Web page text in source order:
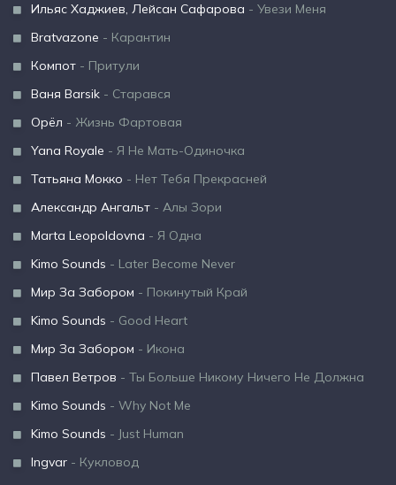
Ильяс Хаджиев, Лейсан Сафарова - Увези Меня
Bratvazone - Карантин
Компот - Притули
Ваня Barsik - Старався
Орёл - Жизнь Фартовая
Yana Royale - Я Не Мать-Одиночка
Татьяна Мокко - Нет Тебя Прекрасней
Александр Ангальт - Алы Зори
Marta Leopoldovna - Я Одна
Kimo Sounds - Later Become Never
Мир За Забором - Покинутый Край
Kimo Sounds - Good Heart
Мир За Забором - Икона
Павел Ветров - Ты Больше Никому Ничего Не Должна
Kimo Sounds - Why Not Me
Kimo Sounds - Just Human
Ingvar - Кукловод